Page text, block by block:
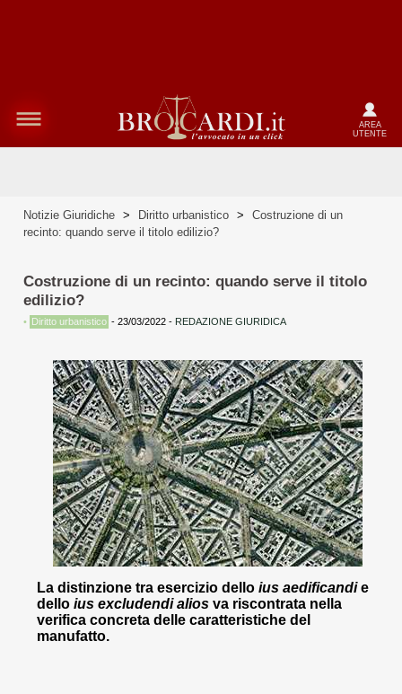
AREA
UTENTE
Notizie Giuridiche > Diritto urbanistico >
Costruzione di un
recinto: quando serve il titolo edilizio?
Costruzione di un recinto: quando serve il titolo
edilizio?
• Diritto urbanistico - 23/03/2022 - REDAZIONE GIURIDICA
La distinzione tra esercizio dello ius aedificandie
dello ius excludendi alios va riscontrata nella
verifica concreta delle caratteristiche del
manufatto.